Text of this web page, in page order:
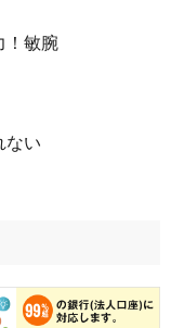
！敏腕
ない